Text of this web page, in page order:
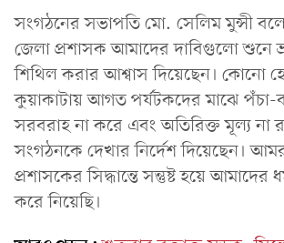
সংগঠনের সভাপতি মো. সেলিম মুন্সী
জেলা প্রশাসক আমাদের দাবিগুলো শুনে
শিথিল করার আশ্বাস দিয়েছেন। কোনো
কুয়াকাটায় আগত পর্যটকদের মাঝে পঁচা-
সরবরাহ না করে এবং অতিরিক্ত মূল্য না
সংগঠনকে দেখার নির্দেশ দিয়েছেন।
প্রশাসকের সিদ্ধান্তে সন্তুষ্ট হয়ে আমাদের
করে নিয়েছি।